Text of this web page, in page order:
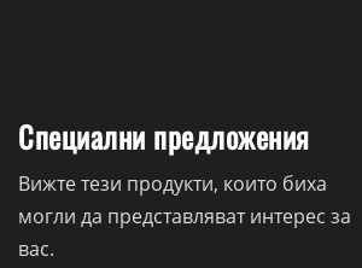
Специални предложения
Вижте тези продукти, които биха
могли да представляват интерес за
вас.